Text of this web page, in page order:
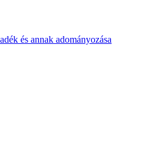
és annak adományozása